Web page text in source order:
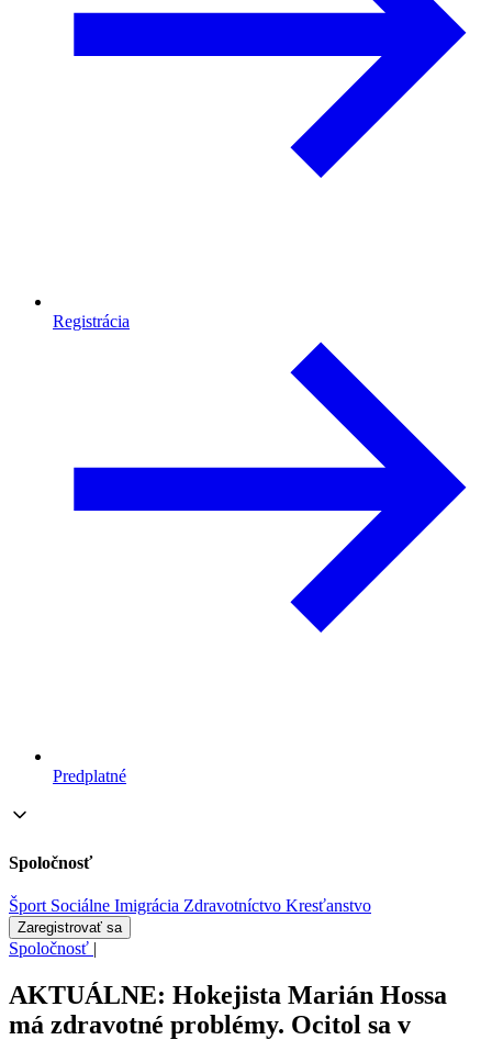
Registrácia
Predplatné
Spoločnosť
Šport Sociálne Imigrácia Zdravotníctvo Kresťanstvo
Zaregistrovať sa
Spoločnosť |
AKTUÁLNE: Hokejista Marián Hossa
má zdravotné problémy. Ocitol sa v